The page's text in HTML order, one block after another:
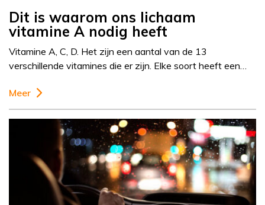
Dit is waarom ons lichaam
vitamine A nodig heeft
Vitamine A, C, D. Het zijn een aantal van de 13
verschillende vitamines die er zijn. Elke soort heeft een…
Meer